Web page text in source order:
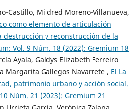
Castillo, Mildred Moreno-Villanueva,
como elemento de articulación
destrucción y reconstrucción de la
Vol. 9 Núm. 18 (2022): Gremium 18
Ayala, Galdys Elizabeth Ferreiro
Margarita Gallegos Navarrete , El La
patrimonio urbano y acción social.
Núm. 21 (2023): Gremium 21
Urrieta García, Verónica Zalapa